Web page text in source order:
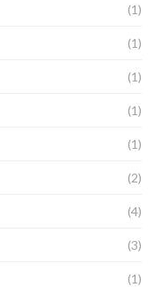
(1)
(1)
(1)
(1)
(1)
(2)
(4)
(3)
(1)